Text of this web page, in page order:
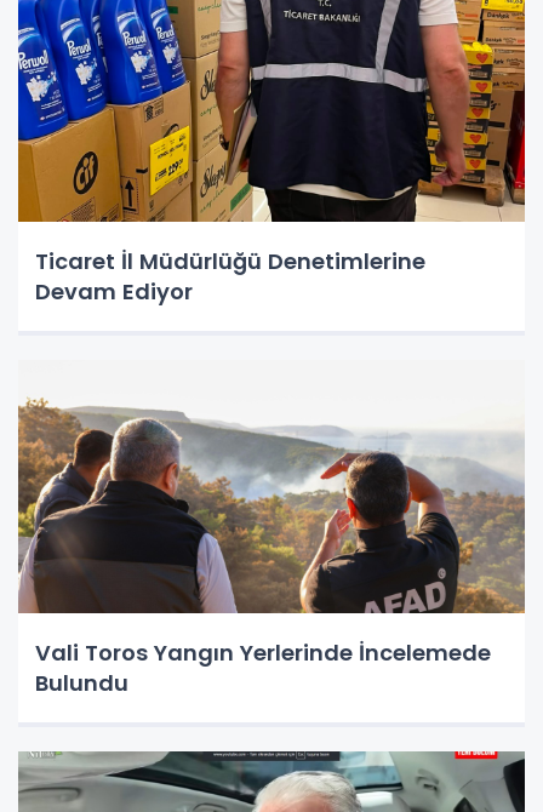
Ticaret İl Müdürlüğü Denetimlerine
Devam Ediyor
Vali Toros Yangın Yerlerinde İncelemede
Bulundu